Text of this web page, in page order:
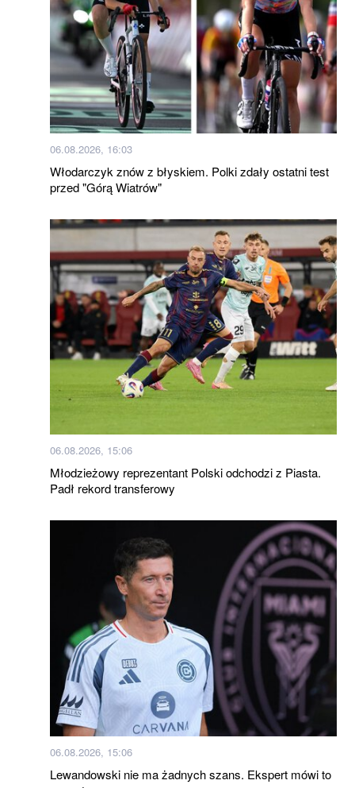
06.08.2026, 16:03
Włodarczyk znów z błyskiem. Polki zdały ostatni test
przed "Górą Wiatrów"
06.08.2026, 15:06
Młodzieżowy reprezentant Polski odchodzi z Piasta.
Padł rekord transferowy
06.08.2026, 15:06
Lewandowski nie ma żadnych szans. Ekspert mówi to